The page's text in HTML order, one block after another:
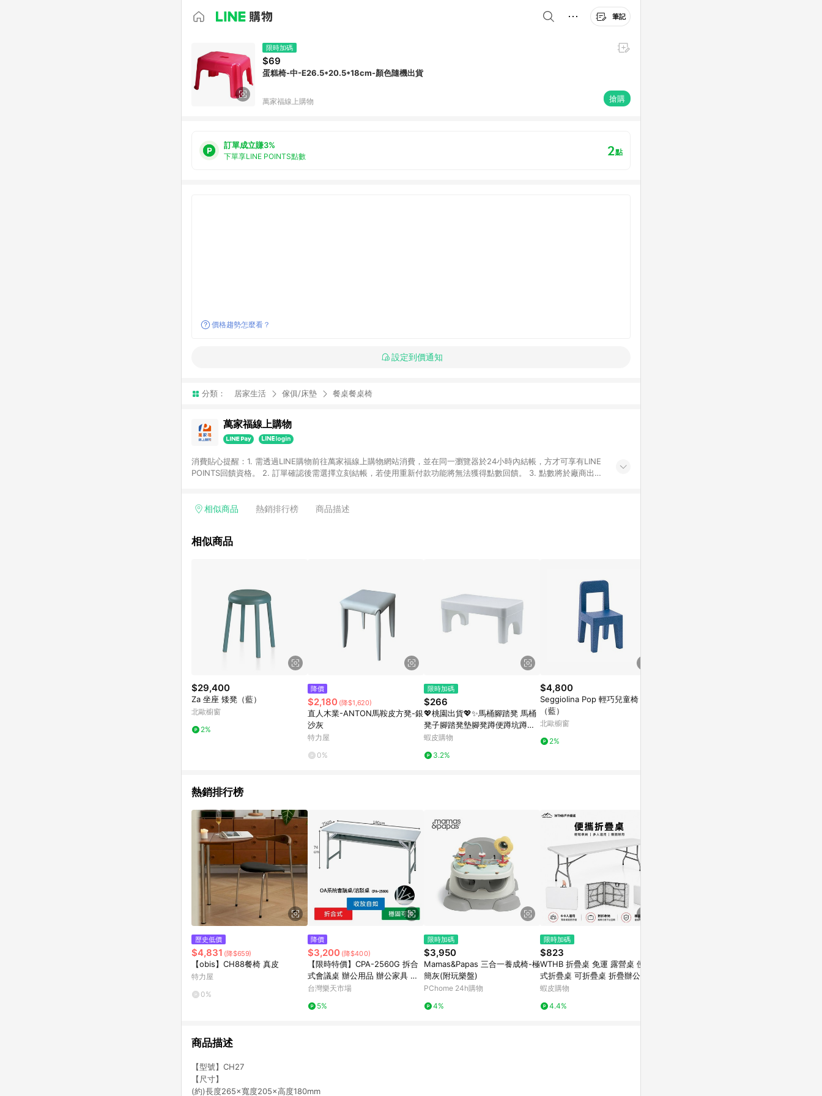
筆記
限時加碼
$69
蛋糕椅-中-E26.5*20.5*18cm-顏色隨機出貨
萬家福線上購物 搶購
訂單成立賺3%
下單享LINE POINTS點數 2點
價格趨勢怎麼看？
設定到價通知
分類： 居家生活 傢俱/床墊 餐桌餐桌椅
萬家福線上購物
消費貼心提醒：1. 需透過LINE購物前往萬家福線上購物網站消費，並在同一瀏覽器於24小時內結帳，方才可享有LINE
POINTS回饋資格。 2. 訂單確認後需選擇立刻結帳，若使用重新付款功能將無法獲得點數回饋。 3. 點數將於廠商出貨
留時間內聯絡客服中心，並由康達盛通生活事業股份有限公司方進行訂單資格確認。 康達盛通線上購物希望提供簡
相似商品 熱銷排行榜 商品描述
相似商品
$29,400
Za 坐座 矮凳（藍）
北歐櫥窗
2%
降價
$2,180 (降$1,620)
直人木業-ANTON馬鞍皮方凳-銀
沙灰
特力屋
0%
限時加碼
$266
💖桃園出貨💖✨馬桶腳踏凳 馬桶
凳子腳踏凳墊腳凳蹲便蹲坑蹲坑
兒童腳踩腳踏凳厠所坐便凳加厚
蝦皮購物
3.2%
$4,800
Seggiolina Pop 輕巧兒童椅
（藍）
北歐櫥窗
2%
熱銷排行榜
歷史低價
$4,831 (降$659)
【obis】CH88餐椅 真皮
特力屋
0%
降價
$3,200 (降$400)
【限時特價】CPA-2560G 拆合
式會議桌 辦公用品 辦公家具 辦
公桌 摺疊桌 桌子 餐桌 辦公室 活
台灣樂天市場
5%
限時加碼
$3,950
Mamas&Papas 三合一養成椅-極
簡灰(附玩樂盤)
PChome 24h購物
4%
限時加碼
$823
WTHB 折疊桌 免運 露營桌 便攜
式折疊桌 可折疊桌 折疊辦公桌
便攜式野餐桌 擺攤桌子 會議桌
蝦皮購物
4.4%
商品描述
【型號】CH27
【尺寸】
(約)長度265×寬度205×高度180mm